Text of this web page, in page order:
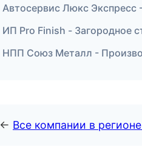
Автосервис Люкс Экспресс
ИП Pro Finish - Загородное
НПП Союз Металл -
← Все компании в